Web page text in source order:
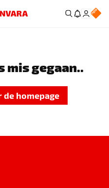
mis gegaan..
de homepage